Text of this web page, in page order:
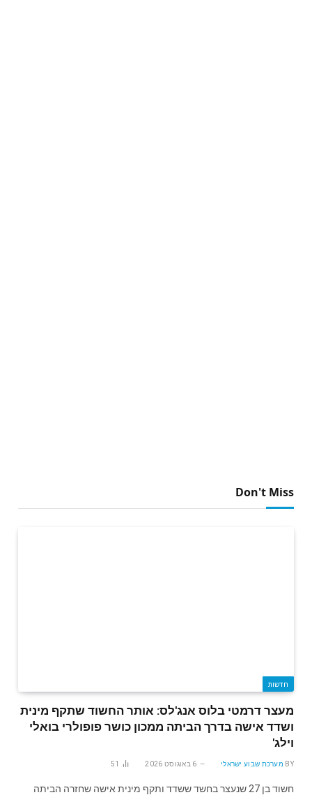
Don't Miss
חדשות
מעצר דרמטי בלוס אנג'לס: אותר החשוד שתקף מינית
ושדד אישה בדרך הביתה ממכון כושר פופולרי בואלי
וילג'
BY מערכת שבוע ישראלי 6 באוגוסט 2026 51
חשוד בן 27 שנעצר בחשד ששדד ותקף מינית אישה שחזרה הביתה